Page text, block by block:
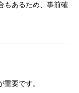
もあるため、事前確
要です。